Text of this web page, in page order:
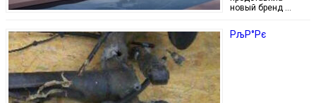
новый бренд …
РљР°Рє